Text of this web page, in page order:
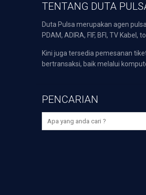
TENTANG DUTA
Duta Pulsa merupakan agen
PDAM, ADIRA, FIF, BFI, TV
Kini juga tersedia pemesanan
bertransaksi, baik melalui
PENCARIAN